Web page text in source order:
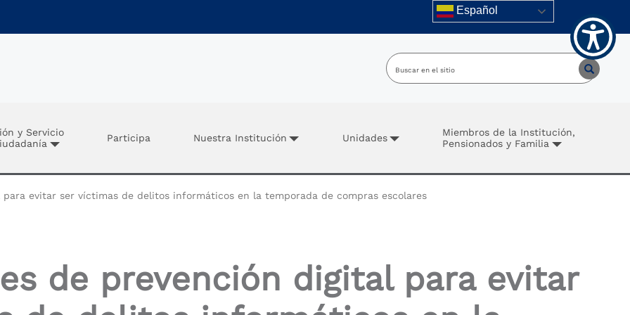
Español
y Servicio
Participa Nuestra Institución Unidades
Miembros de la Institución,
Pensionados y Familia
para evitar ser víctimas de delitos informáticos en la temporada de compras escolares
de prevención digital para evitar